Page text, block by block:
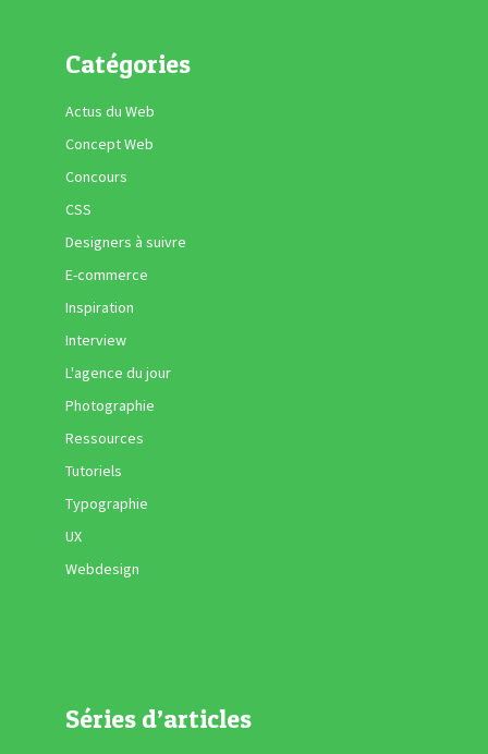
Catégories
Actus du Web
Concept Web
Concours
CSS
Designers à suivre
E-commerce
Inspiration
Interview
L'agence du jour
Photographie
Ressources
Tutoriels
Typographie
UX
Webdesign
Séries d’articles